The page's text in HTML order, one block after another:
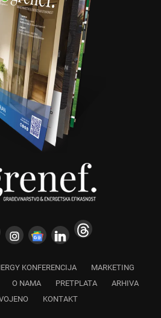
KONFERENCIJA
MARKETING
O NAMA PRETPLATA
ARHIVA
KONTAKT